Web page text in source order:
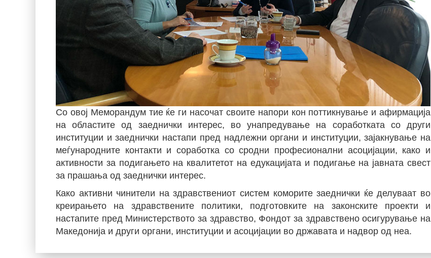
Со овој Меморандум тие ќе ги насочат своите напори кон поттикнување и афирмација
на областите од заеднички интерес, во унапредување на соработката со други
институции и заеднички настапи пред надлежни органи и институции, зајакнување на
меѓународните контакти и соработка со сродни професионални асоцијации, како и
активности за подигањето на квалитетот на едукацијата и подигање на јавната свест
за прашања од заеднички интерес.
Како активни чинители на здравствениот систем коморите заеднички ќе делуваат во
креирањето на здравствените политики, подготовките на законските проекти и
настапите пред Министерството за здравство, Фондот за здравствено осигурување на
Македонија и други органи, институции и асоцијации во државата и надвор од неа.